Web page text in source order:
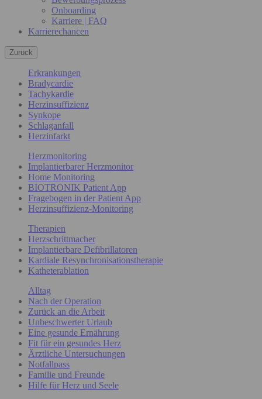
Onboarding
Karriere | FAQ
Karrierechancen
Zurück
Erkrankungen
Bradycardie
Tachykardie
Herzinsuffizienz
Synkope
Schlaganfall
Herzinfarkt
Herzmonitoring
Implantierbarer Herzmonitor
Home Monitoring
BIOTRONIK Patient App
Fragebogen in der Patient App
Herzinsuffizienz-Monitoring
Therapien
Herzschrittmacher
Implantierbare Defibrillatoren
Kardiale Resynchronisationstherapie
Katheterablation
Alltag
Nach der Operation
Zurück an die Arbeit
Unbeschwerter Urlaub
Eine gesunde Ernährung
Fit für ein gesundes Herz
Ärztliche Untersuchungen
Notfallpass
Familie und Freunde
Hilfe für Herz und Seele